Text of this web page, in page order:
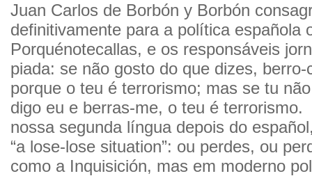
Juan Carlos de Borbón y Borbón
definitivamente para a política española
Porquénotecallas, e os responsáveis
piada: se não gosto do que dizes,
porque o teu é terrorismo; mas se tu
digo eu e berras-me, o teu é
nossa segunda língua depois do
“a lose-lose situation”: ou perdes, ou
como a Inquisición, mas em moderno